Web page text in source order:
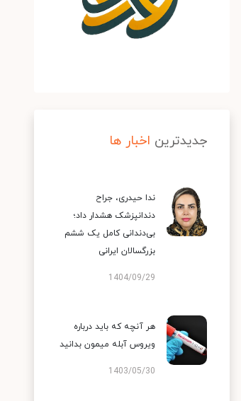
جدیدترین اخبار ها
ندا حیدری، جراح
دندانپزشک هشدار داد؛
بی‌دندانی کامل یک ششم
بزرگسالان ایرانی
1404/09/29
هر آنچه که باید درباره
ویروس آبله میمون بدانید
1403/05/30